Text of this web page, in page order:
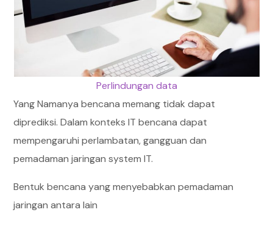
Perlindungan data
Yang Namanya bencana memang tidak dapat
diprediksi. Dalam konteks IT bencana dapat
mempengaruhi perlambatan, gangguan dan
pemadaman jaringan system IT.
Bentuk bencana yang menyebabkan pemadaman
jaringan antara lain